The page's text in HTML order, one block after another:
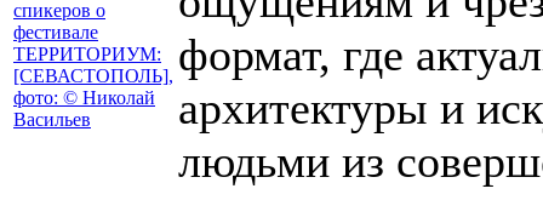
формат, где
архитектуры и
людьми из